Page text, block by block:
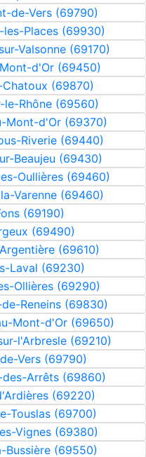
de-Vers (69790)
Places (69930)
Valsonne (69170)
d'Or (69450)
(69870)
le-Rhône (69560)
Mont-d'Or (69370)
Riverie (69440)
Beaujeu (69430)
Oullières (69460)
Varenne (69460)
(69190)
(69490)
(69610)
Laval (69230)
Ollières (69290)
Reneins (69830)
Mont-d'Or (69650)
l'Arbresle (69210)
Vers (69790)
Arrêts (69860)
(69220)
Touslas (69700)
Vignes (69380)
Bussière (69550)